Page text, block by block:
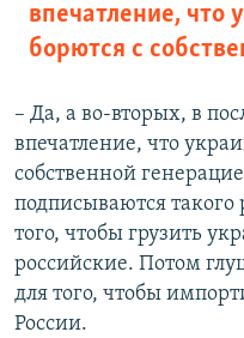
впечатление, что
борются с
– Да, а во-вторых, в
впечатление, что
собственной
подписываются такого
того, чтобы грузить
российские. Потом
для того, чтобы
России.